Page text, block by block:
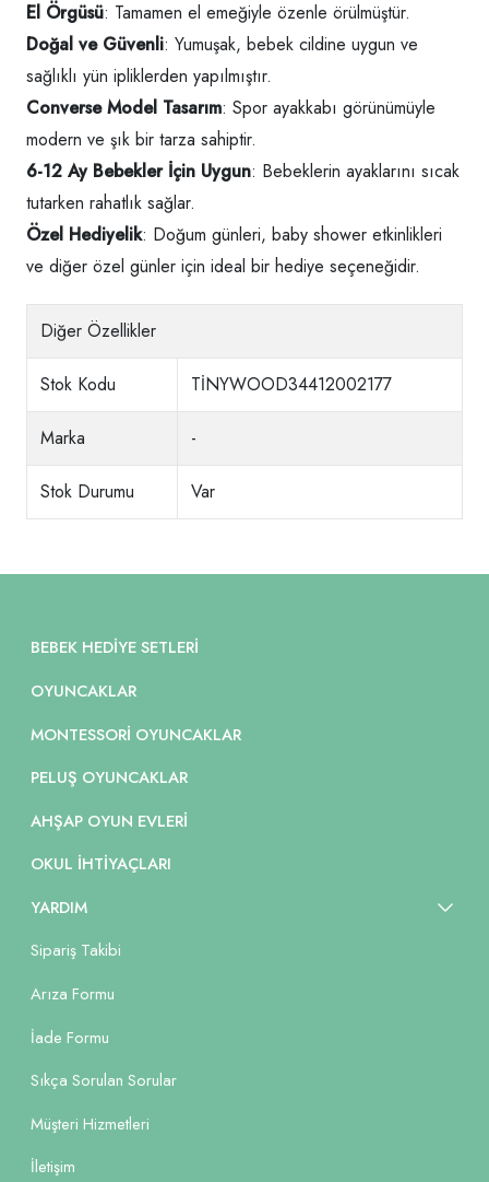
El Örgüsü: Tamamen el emeğiyle özenle örülmüştür.
Doğal ve Güvenli: Yumuşak, bebek cildine uygun ve
sağlıklı yün ipliklerden yapılmıştır.
Converse Model Tasarım: Spor ayakkabı görünümüyle
modern ve şık bir tarza sahiptir.
6-12 Ay Bebekler İçin Uygun: Bebeklerin ayaklarını sıcak
tutarken rahatlık sağlar.
Özel Hediyelik: Doğum günleri, baby shower etkinlikleri
ve diğer özel günler için ideal bir hediye seçeneğidir.
Diğer Özellikler
Stok Kodu TİNYWOOD34412002177
Marka -
Stok Durumu Var
BEBEK HEDIYE SETLERI
OYUNCAKLAR
MONTESSORI OYUNCAKLAR
PELUŞ OYUNCAKLAR
AHŞAP OYUN EVLERI
OKUL İHTIYAÇLARI
YARDIM
Sipariş Takibi
Arıza Formu
İade Formu
Sıkça Sorulan Sorular
Müşteri Hizmetleri
İletişim